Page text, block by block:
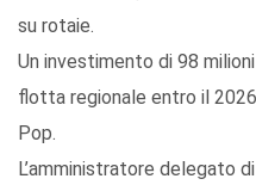
su rotaie.
Un investimento di 98
flotta regionale entro il
Pop.
L’amministratore delegato